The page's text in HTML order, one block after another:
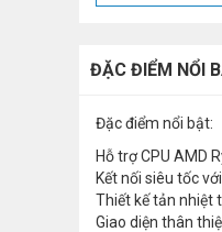
ĐẶC ĐIỂM NỔI
Đặc điểm nổi bật:
Hỗ trợ CPU AMD
Kết nối siêu tốc
Thiết kế tản nhiệt
Giao diện thân